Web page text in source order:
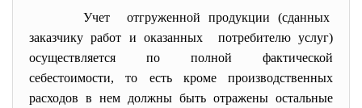
Учет отгруженной продукции (сданных
заказчику работ и оказанных потребителю услуг)
осуществляется по полной фактической
себестоимости, то есть кроме производственных
расходов в нем должны быть отражены остальные